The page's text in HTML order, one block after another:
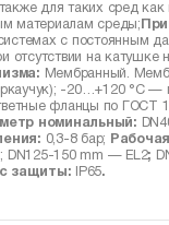
для таких сред как
материалам среды;
с постоянным
отсутствии на катушке
Мембранный.
-20…+120 °С —
фланцы по ГОСТ
номинальный:
0,3-8 бар;
DN125-150 mm — EL2;
защиты: IP65.